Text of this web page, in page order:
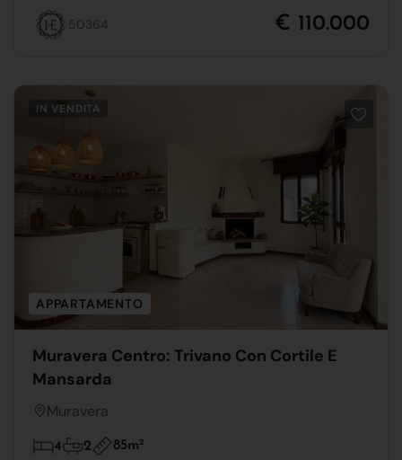
50364 € 110.000
IN VENDITA
APPARTAMENTO
Muravera Centro: Trivano Con Cortile E
Mansarda
Muravera
4 2 85m2